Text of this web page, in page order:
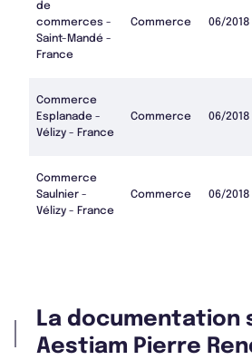
de
commerces -
Saint-Mandé -
France
Commerce 06/2018
Commerce
Esplanade -
Vélizy - France
Commerce 06/2018
Commerce
Saulnier -
Vélizy - France
Commerce 06/2018
La documentation
Aestiam Pierre